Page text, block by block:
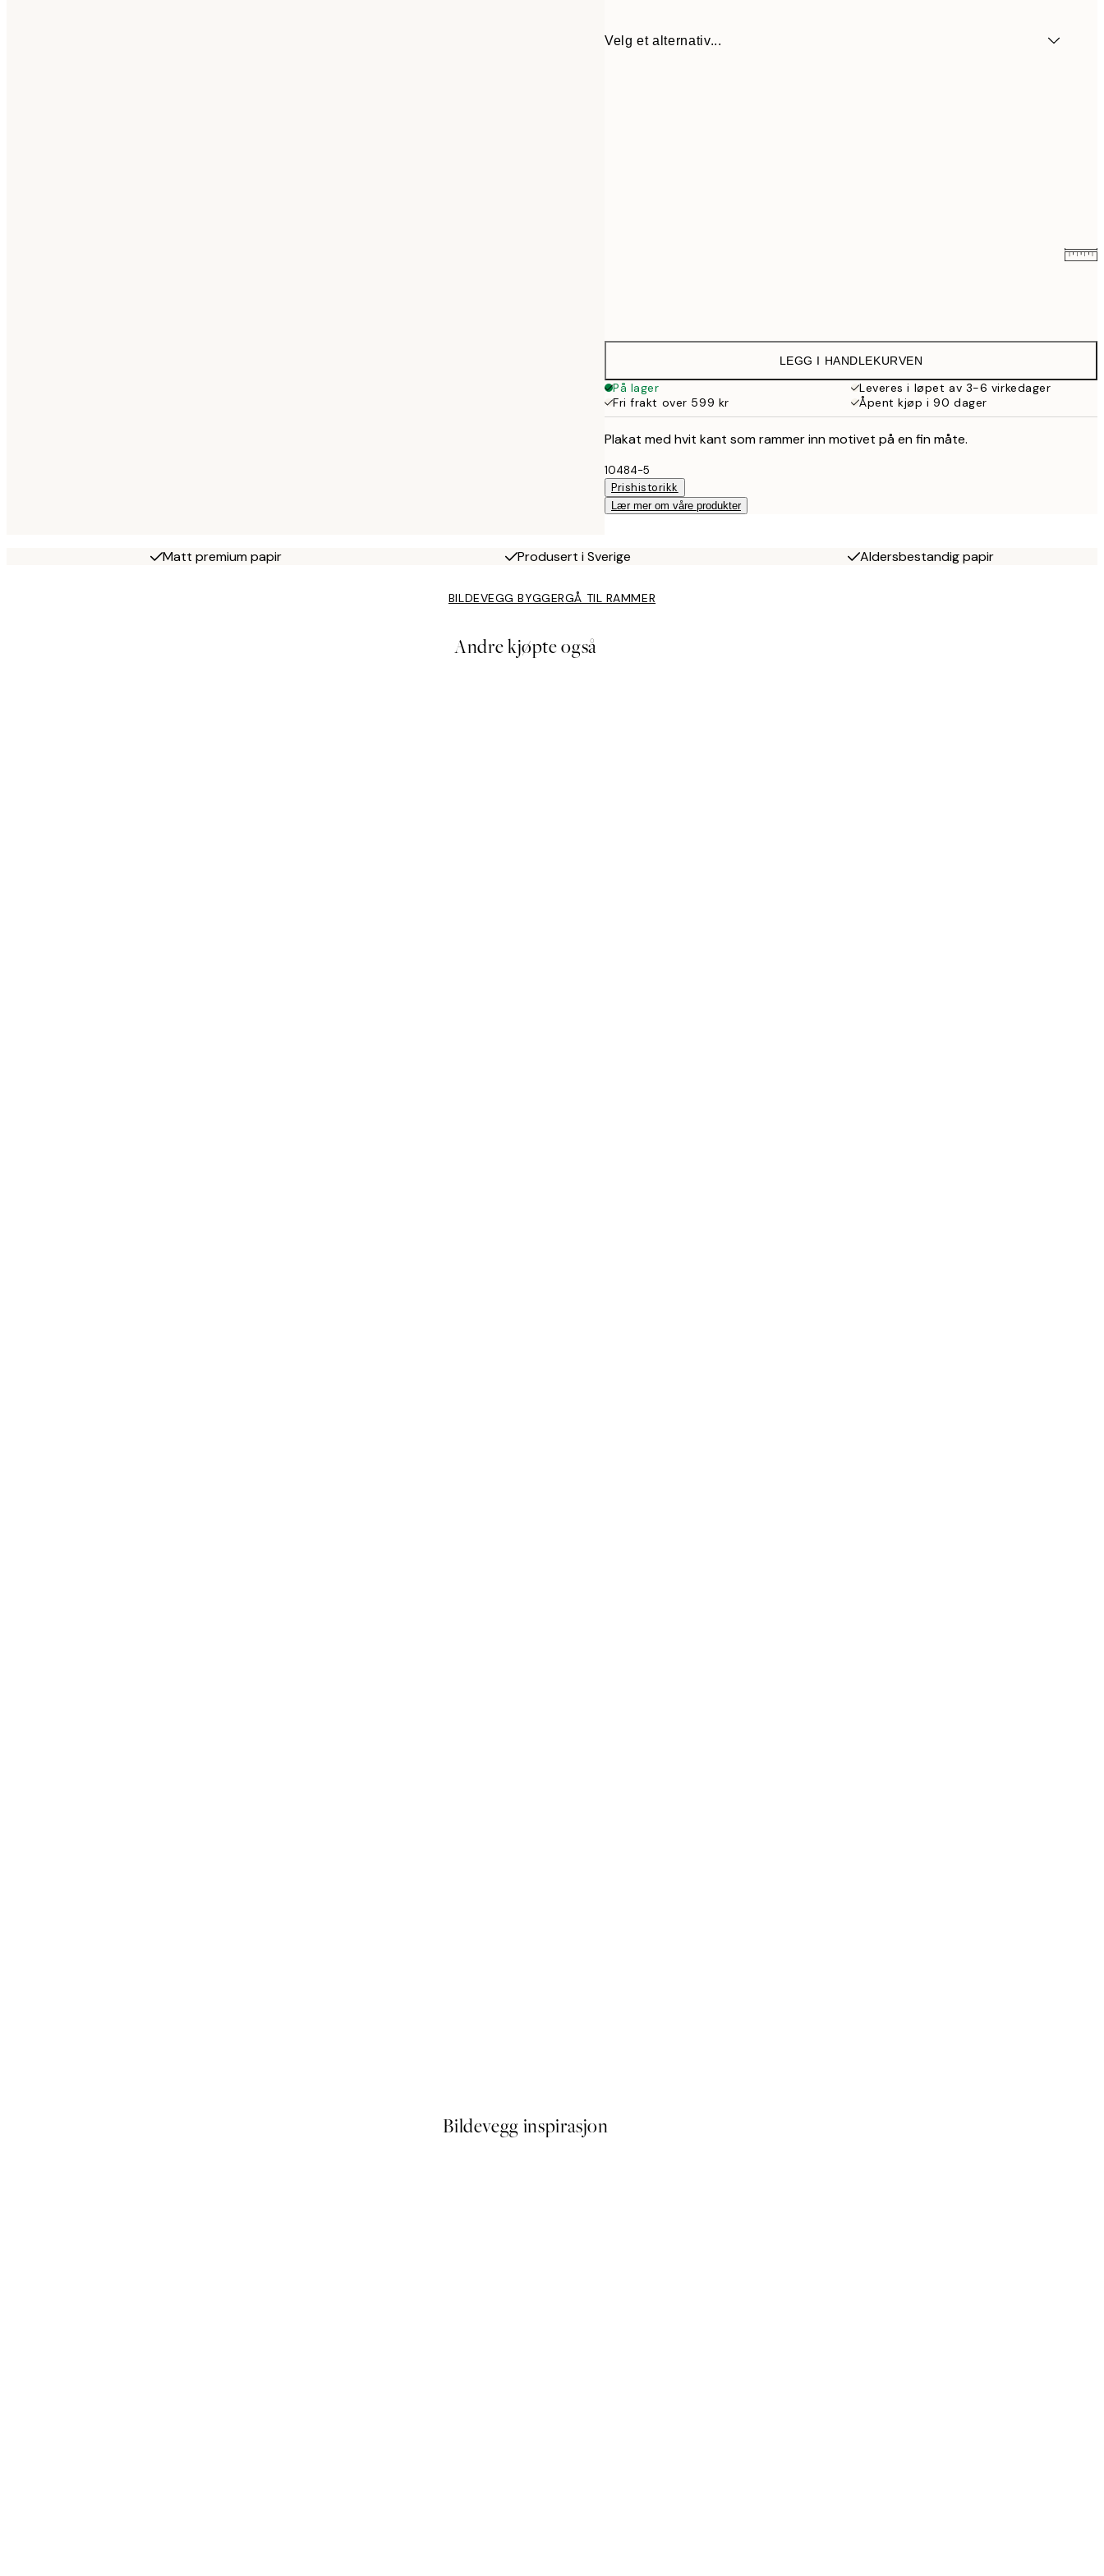
Velg et alternativ...
359 kr
LEGG I HANDLEKURVEN
På lager
Leveres i løpet av 3-6 virkedager
Fri frakt over 599 kr
Åpent kjøp i 90 dager
Plakat med hvit kant som rammer inn motivet på en fin måte.
10484-5
Prishistorikk
Lær mer om våre produkter
Matt premium papir Produsert i Sverige Aldersbestandig papir
BILDEVEGG BYGGERGÅ TIL RAMMER
Andre kjøpte også
Bildevegg inspirasjon